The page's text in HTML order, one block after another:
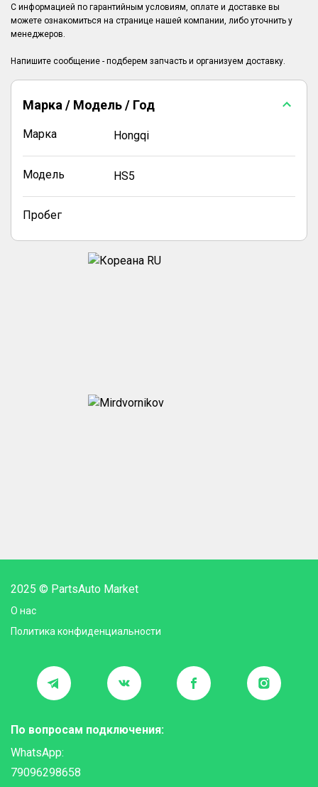
С информацией по гарантийным условиям, оплате и доставке вы
можете ознакомиться на странице нашей компании, либо уточнить у
менеджеров.
Марка / Модель / Год
Марка Hongqi
Модель HS5
Пробег
2025 © PartsAuto Market
О нас
Политика конфиденциальности
По вопросам подключения:
WhatsApp:
79096298658